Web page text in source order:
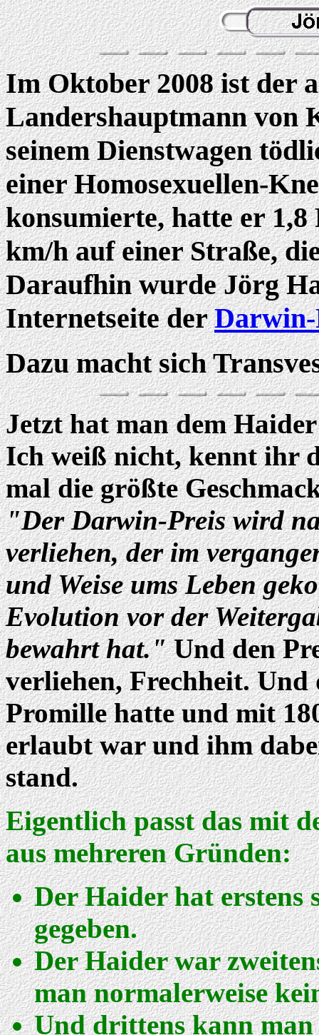
Im Oktober 2008 ist der
Landershauptmann von
seinem Dienstwagen
einer Homosexuellen-
konsumierte, hatte er
km/h auf einer Straße,
Daraufhin wurde Jörg
Internetseite der
Dazu macht sich
Jetzt hat man dem
Ich weiß nicht, kennt ihr
mal die größte
"Der Darwin-Preis wird
verliehen, der im
und Weise ums Leben
Evolution vor der
bewahrt hat."Und den
verliehen, Frechheit. Und
Promille hatte und mit
erlaubt war und ihm
stand.
Eigentlich passt das mit
aus mehreren Gründen:
Der Haider hat erstens
gegeben.
Der Haider war
man normalerweise
Und drittens kann